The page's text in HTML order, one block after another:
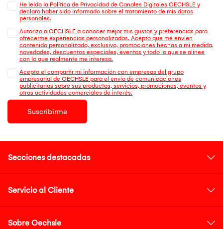
He leído la Política de Privacidad de Canales Digitales OECHSLE y
declaro haber sido informado sobre el tratamiento de mis datos
personales.
Autorizo a OECHSLE a conocer mejor mis gustos y preferencias para
ofrecerme experiencias personalizadas. Acepto que me envien
contenido personalizado, exclusivo, promociones hechas a mi medida,
novedades, descuentos especiales, eventos y todo lo que se alinee
con lo que realmente me interesa.
Acepto el compartir mi información con empresas del grupo
empresarial de OECHSLE para el envío de comunicaciones
publicitarias sobre sus productos, servicios, promociones, eventos y
otras actividades comerciales de interés.
Suscribirme
Secciones destacadas
Servicio al Cliente
Sobre Oechsle